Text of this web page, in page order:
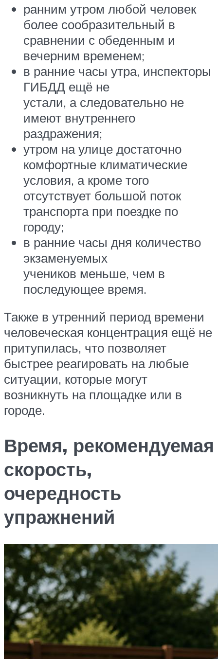
ранним утром любой человек
более сообразительный в
сравнении с обеденным и
вечерним временем;
в ранние часы утра, инспекторы
ГИБДД ещё не
устали, а следовательно не
имеют внутреннего
раздражения;
утром на улице достаточно
комфортные климатические
условия, а кроме того
отсутствует большой поток
транспорта при поездке по
городу;
в ранние часы дня количество
экзаменуемых
учеников меньше, чем в
последующее время.
Также в утренний период времени
человеческая концентрация ещё не
притупилась, что позволяет
быстрее реагировать на любые
ситуации, которые могут
возникнуть на площадке или в
городе.
Время, рекомендуемая
скорость,
очередность
упражнений